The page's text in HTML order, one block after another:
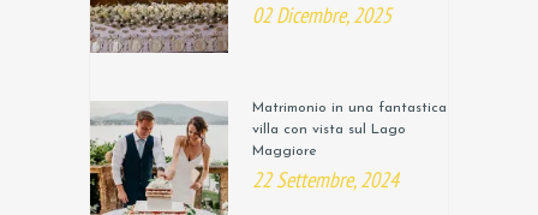
02 Dicembre, 2025
Matrimonio in una fantastica
villa con vista sul Lago
Maggiore
22 Settembre, 2024